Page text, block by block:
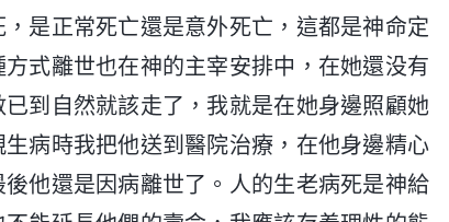
是正常死亡還是意外死亡，這都是神命定
式離世也在神的主宰安排中，在她還没有
到自然就該走了，我就是在她身邊照顧她
病時我把他送到醫院治療，在他身邊精心
他還是因病離世了。人的生老病死是神給